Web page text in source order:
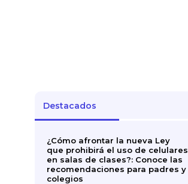
Destacados
¿Cómo afrontar la nueva Ley
que prohibirá el uso de celulares
en salas de clases?: Conoce las
recomendaciones para padres y
colegios